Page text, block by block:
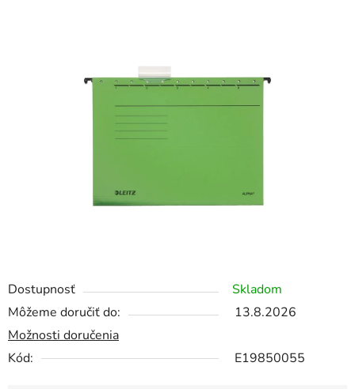
Dostupnosť
Skladom
Môžeme doručiť do:
13.8.2026
Možnosti doručenia
Kód:
E19850055